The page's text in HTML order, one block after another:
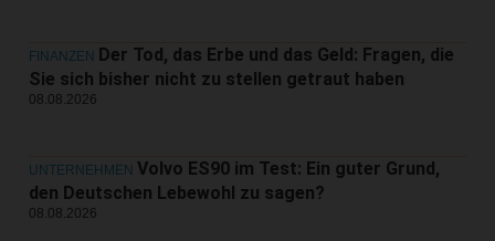
FINANZEN Der Tod, das Erbe und das Geld: Fragen, die
Sie sich bisher nicht zu stellen getraut haben
08.08.2026
UNTERNEHMEN Volvo ES90 im Test: Ein guter Grund,
den Deutschen Lebewohl zu sagen?
08.08.2026